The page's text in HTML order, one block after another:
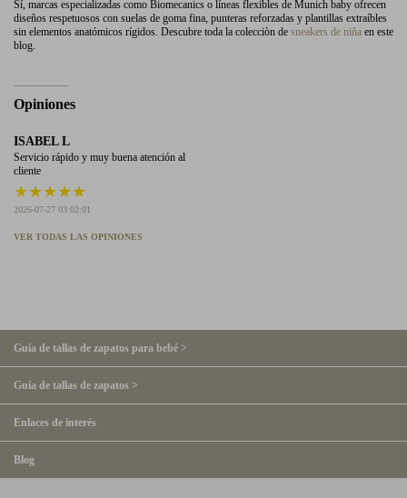
Sí, marcas especializadas como Biomecanics o líneas flexibles de Munich baby ofrecen
diseños respetuosos con suelas de goma fina, punteras reforzadas y plantillas extraíbles
sin elementos anatómicos rígidos. Descubre toda la colecciòn de sneakers de niña en este
blog.
Opiniones
ISABEL L
Servicio rápido y muy buena atención al
cliente
★★★★★
2026-07-27 03:02:01
VER TODAS LAS OPINIONES
Guía de tallas de zapatos para bebé >
Guía de tallas de zapatos >
Enlaces de interés
Blog